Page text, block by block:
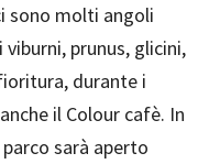
sono molti angoli
prunus, glicini,
durante i
il Colour cafè. In
sarà aperto